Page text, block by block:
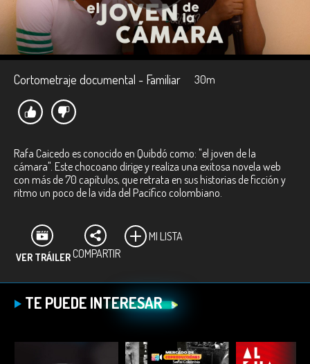
Cortometraje documental - Familiar 30m
Rafa Caicedo es conocido en Quibdó como: "el joven de la
cámara". Este chocoano dirige y realiza una exitosa novela web
con más de 70 capítulos, que retrata en sus historias de ficción y
ritmo un poco de la vida del Pacífico colombiano.
VER TRÁILERCOMPARTIR
MI LISTA
TE PUEDE INTERESAR